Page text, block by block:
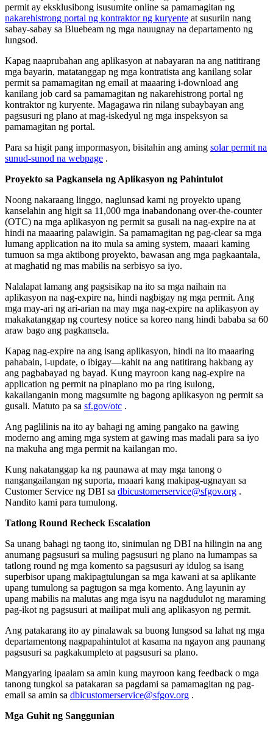
permit ay eksklusibong isusumite online sa pamamagitan ng
nakarehistrong portal ng kontraktor ng kuryente at susuriin nang
sabay-sabay sa Bluebeam ng mga nauugnay na departamento ng
lungsod.
Kapag naaprubahan ang aplikasyon at nabayaran na ang natitirang
mga bayarin, matatanggap ng mga kontratista ang kanilang solar
permit sa pamamagitan ng email at maaaring i-download ang
kanilang job card sa pamamagitan ng nakarehistrong portal ng
kontraktor ng kuryente. Magagawa rin nilang subaybayan ang
pagsusuri ng plano at mag-iskedyul ng mga inspeksyon sa
pamamagitan ng portal.
Para sa higit pang impormasyon, bisitahin ang aming solar permit na
sunud-sunod na webpage .
Proyekto sa Pagkansela ng Aplikasyon ng Pahintulot
Noong nakaraang linggo, naglunsad kami ng proyekto upang
kanselahin ang higit sa 11,000 mga inabandonang over-the-counter
(OTC) na mga aplikasyon ng permit sa gusali na nag-expire na at
hindi na maaaring palawigin. Sa pamamagitan ng pag-clear sa mga
lumang application na ito mula sa aming system, maaari kaming
tumuon sa mga aktibong proyekto, bawasan ang mga pagkaantala,
at maghatid ng mas mabilis na serbisyo sa iyo.
Nalalapat lamang ang pagsisikap na ito sa mga naihain na
aplikasyon na nag-expire na, hindi nagbigay ng mga permit. Ang
mga may-ari ng ari-arian na may mga nag-expire na aplikasyon ay
makakatanggap ng courtesy notice sa koreo nang hindi bababa sa 60
araw bago ang pagkansela.
Kapag nag-expire na ang isang aplikasyon, hindi na ito maaaring
pahabain, i-update, o ibigay—kahit na ang natitirang hakbang ay
ang pagbabayad ng bayad. Kung mayroon kang nag-expire na
application ng permit na pinaplano mo pa ring isulong,
kakailanganin mong magsumite ng bagong aplikasyon ng permit sa
gusali. Matuto pa sa sf.gov/otc .
Ang paglilinis na ito ay bahagi ng aming pangako na gawing
moderno ang aming mga system at gawing mas madali para sa iyo
na makuha ang mga permit na kailangan mo.
Kung nakatanggap ka ng paunawa at may mga tanong o
nangangailangan ng suporta, maaari kang makipag-ugnayan sa
Customer Service ng DBI sa dbicustomerservice@sfgov.org .
Nandito kami para tumulong.
Tatlong Round Recheck Escalation
Sa unang bahagi ng taong ito, sinimulan ng DBI na hilingin na ang
anumang pagsusuri sa muling pagsusuri ng plano na lumampas sa
tatlong round ng mga komento sa pagsusuri ay idulog sa isang
superbisor upang makipagtulungan sa mga kawani at sa aplikante
upang tumulong sa pagtugon sa mga komento. Ang layunin ay
upang mabilis na malutas ang mga isyu na nagdudulot ng maraming
pag-ikot ng pagsusuri at mailipat muli ang aplikasyon ng permit.
Ang patakarang ito ay pinalawak sa buong lungsod sa lahat ng mga
departamentong nagpapahintulot at kasama na ngayon ang paunang
pagsusuri sa pagkakumpleto at pagsusuri sa plano.
Mangyaring ipaalam sa amin kung mayroon kang feedback o mga
tanong tungkol sa patakaran sa pagdami sa pamamagitan ng pag-
email sa amin sa dbicustomerservice@sfgov.org .
Mga Guhit ng Sanggunian